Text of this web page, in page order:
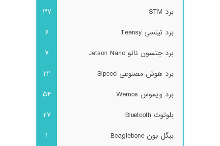
برد STM
37
برد تینسی Teensy
6
برد جتسون نانو Jetson Nano
7
برد هوش مصنوعی Sipeed
22
برد ویموس Wemos
54
بلوتوث Bluetooth
27
بیگل بون Beaglebone
1